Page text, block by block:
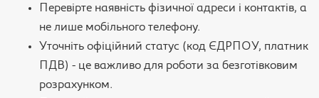
Перевірте наявність фізичної адреси і контактів, а
не лише мобільного телефону.
Уточніть офіційний статус (код ЄДРПОУ, платник
ПДВ) - це важливо для роботи за безготівковим
розрахунком.